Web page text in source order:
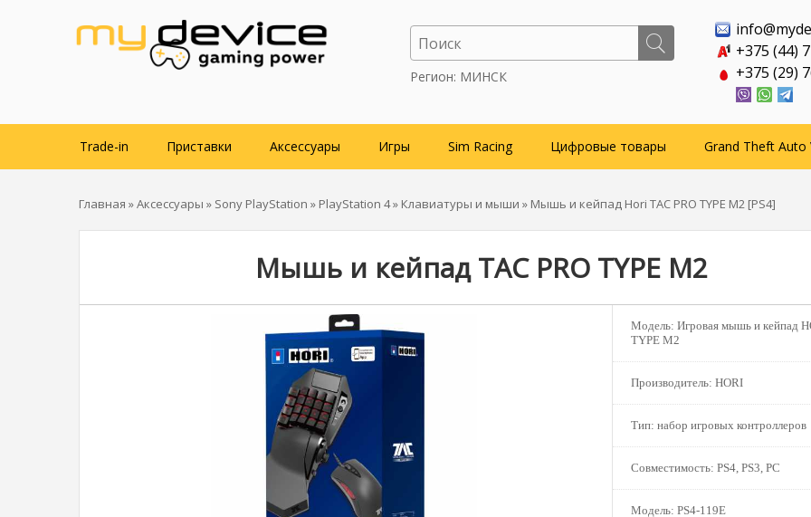
Регион: МИНСК
+375 (44)
+375 (29)
Trade-in Приставки Аксессуары Игры Sim Racing Цифровые товары Grand Theft Auto
Главная »Аксессуары » Sony PlayStation » PlayStation 4» Клавиатуры и мыши » Мышь и кейпад Hori TAC PRO TYPE M2 [PS4]
Мышь и кейпад TAC PRO TYPE M2
Модель: Игровая мышь и кейпад
TYPE M2
Производитель: HORI
Тип: набор игровых контроллеров
Совместимость: PS4, PS3, PC
Модель: PS4-119E